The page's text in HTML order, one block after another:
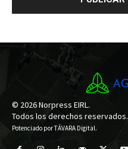
© 2026 Norpress EIRL.
Todos los derechos reservados.
Potenciado porTÁVARA Digital.